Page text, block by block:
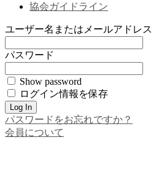
協会ガイドライン
ユーザー名またはメールアドレス
パスワード
Show password
ログイン情報を保存
パスワードをお忘れですか？
会員について